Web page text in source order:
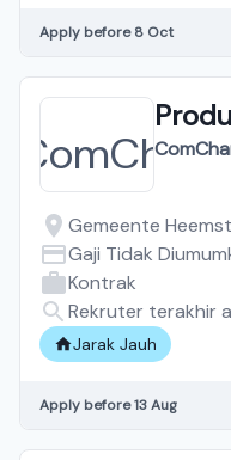
Apply before 8 Oct
Gemeente
Gaji Tidak
Kontrak
Rekruter terakhir
Jarak Jauh
Apply before 13 Aug